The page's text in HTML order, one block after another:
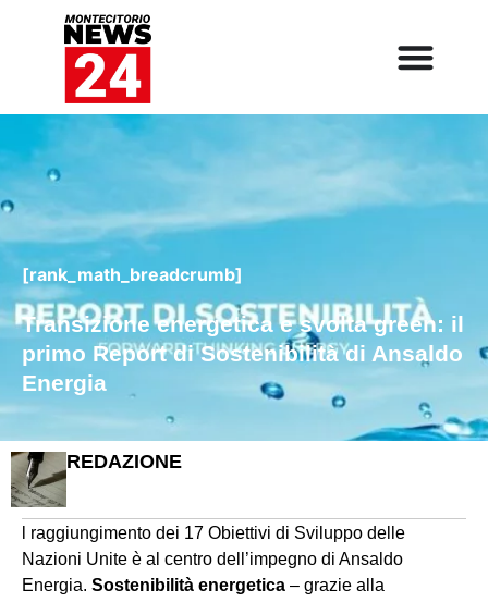
[rank_math_breadcrumb]
Transizione energetica e svolta green: il
primo Report di Sostenibilità di Ansaldo
Energia
REDAZIONE
l raggiungimento dei 17 Obiettivi di Sviluppo delle
Nazioni Unite è al centro dell’impegno di Ansaldo
Energia. Sostenibilità energetica – grazie alla